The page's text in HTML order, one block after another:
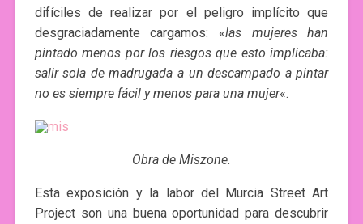
difíciles de realizar por el peligro implícito que
desgraciadamente cargamos: «las mujeres han
pintado menos por los riesgos que esto implicaba:
salir sola de madrugada a un descampado a pintar
no es siempre fácil y menos para una mujer«.
Obra de Miszone.
Esta exposición y la labor del Murcia Street Art
Project son una buena oportunidad para descubrir